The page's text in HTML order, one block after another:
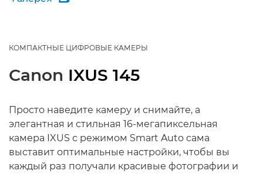
КОМПАКТНЫЕ ЦИФРОВЫЕ КАМЕРЫ
Canon IXUS 145
Просто наведите камеру и снимайте, а
элегантная и стильная 16-мегапиксельная
камера IXUS с режимом Smart Auto сама
выставит оптимальные настройки, чтобы вы
каждый раз получали красивые фотографии и